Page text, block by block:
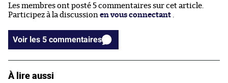
Les membres ont posté 5 commentaires sur cet article.
Participez à la discussion en vous connectant
Voir les 5 commentaires
À lire aussi